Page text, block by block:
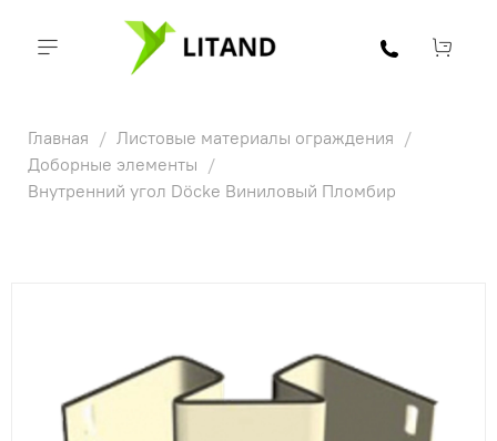
Главная
Листовые материалы ограждения
Доборные элементы
Внутренний угол Döcke Виниловый Пломбир